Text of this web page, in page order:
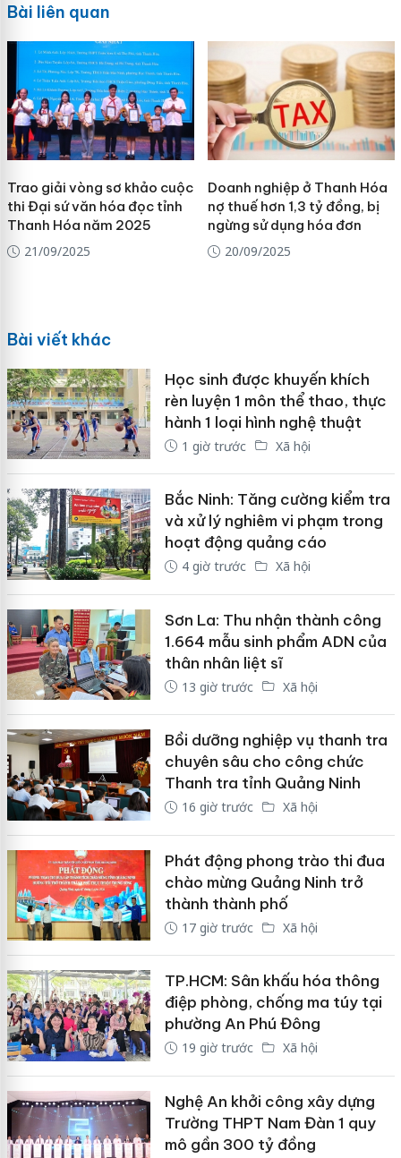
Bài liên quan
Trao giải vòng sơ khảo cuộc
thi Đại sứ văn hóa đọc tỉnh
Thanh Hóa năm 2025
21/09/2025
Doanh nghiệp ở Thanh Hóa
nợ thuế hơn 1,3 tỷ đồng, bị
ngừng sử dụng hóa đơn
20/09/2025
Bài viết khác
Học sinh được khuyến khích
rèn luyện 1 môn thể thao, thực
hành 1 loại hình nghệ thuật
1 giờ trước Xã hội
Bắc Ninh: Tăng cường kiểm tra
và xử lý nghiêm vi phạm trong
hoạt động quảng cáo
4 giờ trước Xã hội
Sơn La: Thu nhận thành công
1.664 mẫu sinh phẩm ADN của
thân nhân liệt sĩ
13 giờ trước Xã hội
Bồi dưỡng nghiệp vụ thanh tra
chuyên sâu cho công chức
Thanh tra tỉnh Quảng Ninh
16 giờ trước Xã hội
Phát động phong trào thi đua
chào mừng Quảng Ninh trở
thành thành phố
17 giờ trước Xã hội
TP.HCM: Sân khấu hóa thông
điệp phòng, chống ma túy tại
phường An Phú Đông
19 giờ trước Xã hội
Nghệ An khởi công xây dựng
Trường THPT Nam Đàn 1 quy
mô gần 300 tỷ đồng